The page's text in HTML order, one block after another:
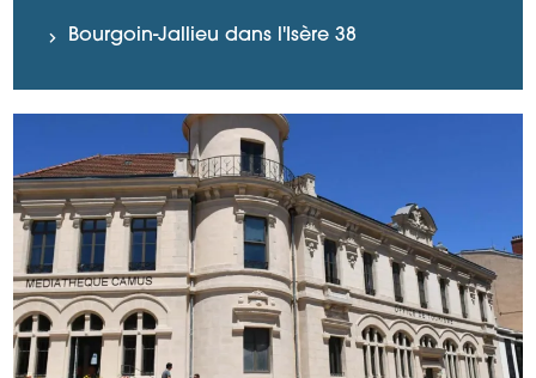
Bourgoin-Jallieu dans l'Isère 38